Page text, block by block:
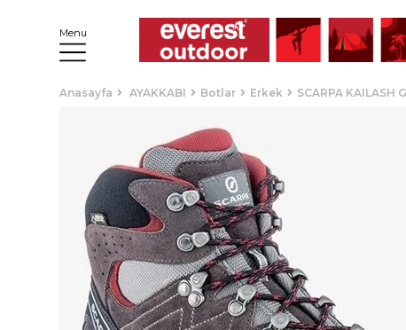
Menu
Anasayfa AYAKKABI Botlar Erkek SCARPA KAILASH